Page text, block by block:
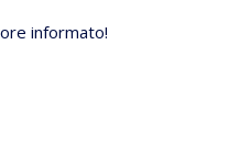
informato!